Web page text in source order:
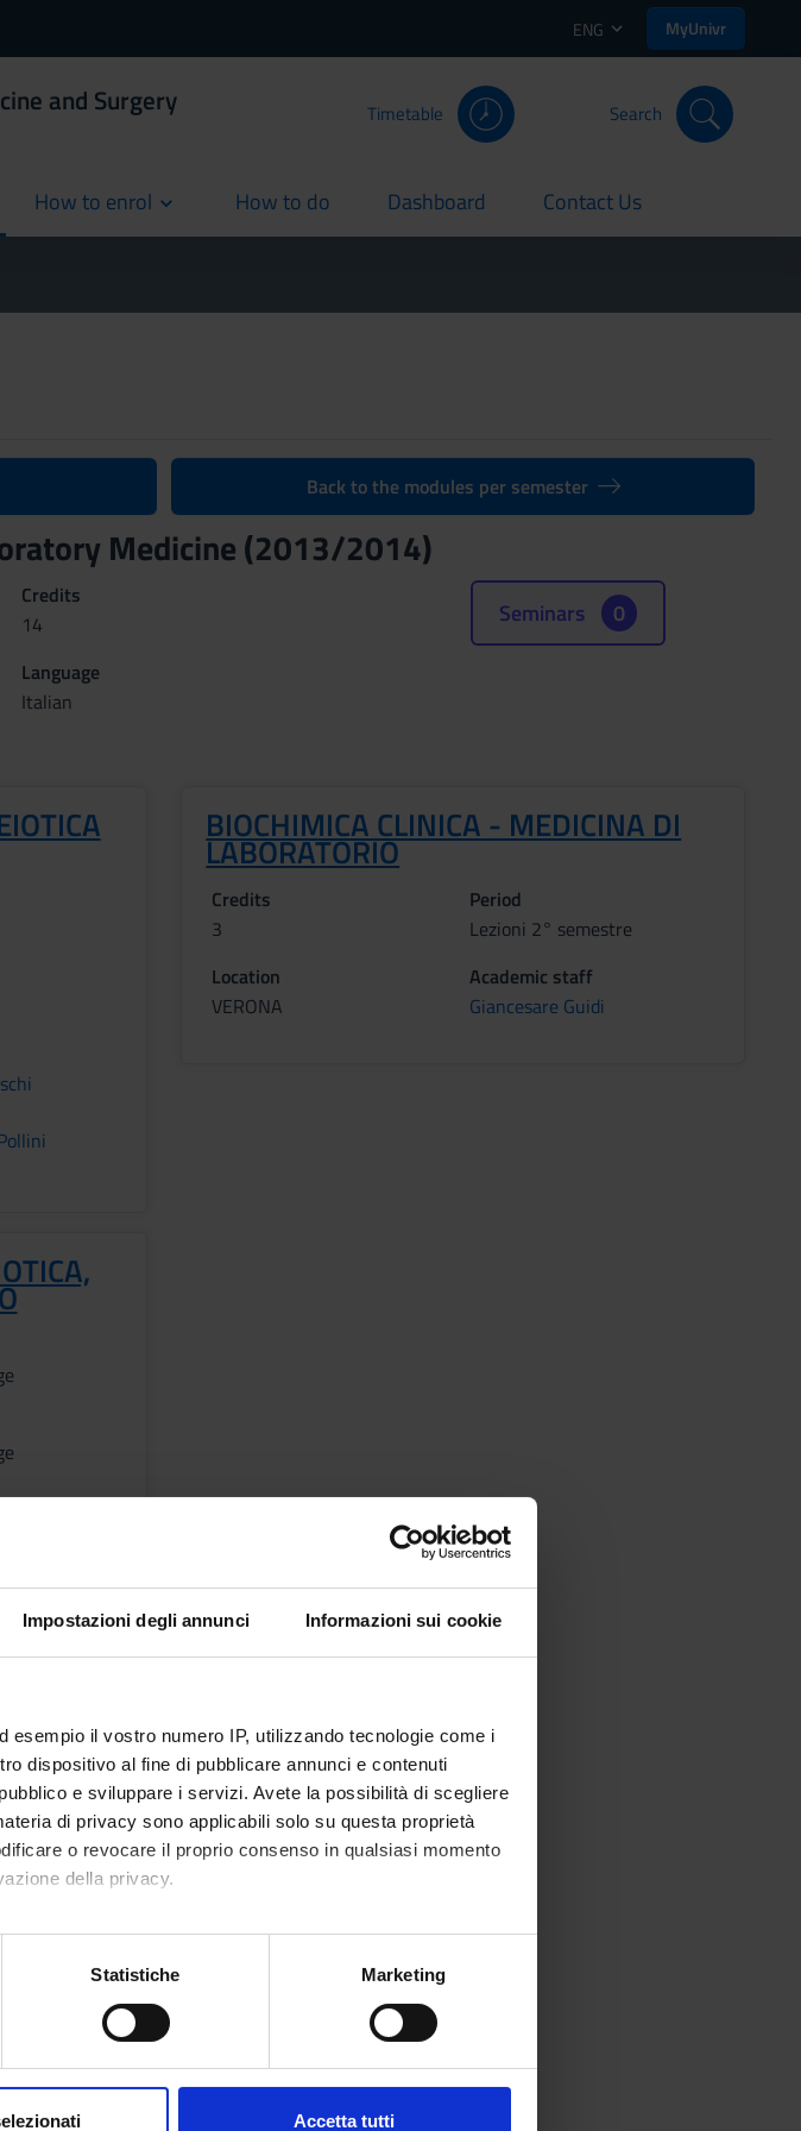
Impostazioni degli annunci Informazioni sui cookie
esempio il vostro numero IP, utilizzando tecnologie come i
dispositivo al fine di pubblicare annunci e contenuti
e sviluppare i servizi. Avete la possibilità di scegliere
di privacy sono applicabili solo su questa proprietà
o revocare il proprio consenso in qualsiasi momento
della privacy.
con un'approssimazione di qualche metro,
Dichiarazione sui cookie.
Statistiche Marketing
Accetta tutti
ENG MyUnivr
and Surgery Timetable Search
How to enrol How to do
current Dashboard
current Contact Us
current
Back to the modules per semester
Medicine (2013/2014)
Credits
14
Language
Italian
Seminars 0
BIOCHIMICA CLINICA - MEDICINA DI
LABORATORIO
Credits
3
Period
Lezioni 2° semestre
Location
VERONA
Academic staff
Giancesare Guidi
E CHIRURGICA
DI LABORATORIO